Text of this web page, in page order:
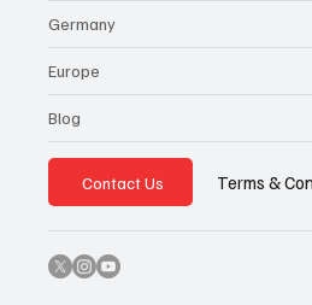
Germany
Europe
Blog
Contact Us Terms &